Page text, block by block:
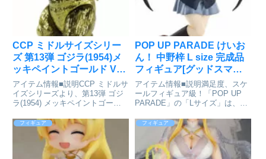
CCP ミドルサイズシリー
ズ 第13弾 ゴジラ(1954)メ
ッキペイントゴールド Ver.
[CCP JAPAN]が予約受付
中
アイテム情報■説明CCP ミドルサ
イズシリーズより、第13弾 ゴジ
ラ(1954) メッキペイントゴール
した煌びやかな仕様で登場！「古
そうで新しい、だけど少し古臭い
ソフビ怪獣シリーズ」をコンセプ
トに、数々の怪...
POP UP PARADE けいお
ん！ 中野梓 L size 完成品
フィギュア[グッドスマイ
ルアーツ上海]が予約受付
中
アイテム情報■説明満足度、スケ
ールフィギュア級！「POP UP
PARADE」の「Lサイズ」は、フ
お送りするフィギュアシリーズで
す。※専用台座付属■サイズ全
高：約220mm(ノンスケール)けい
おん!_POP U...
フィギュア フィギュア